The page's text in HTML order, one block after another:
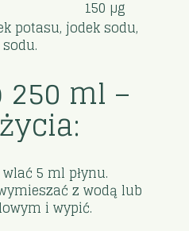
150 µg
potasu, jodek sodu,
ml –
5 ml płynu.
z wodą lub
i wypić.